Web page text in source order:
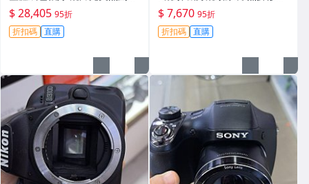
功能一切正常 無拆修無-3430
$ 28,405 95折
折扣碼 直購
翻新 有輕微使用痕跡 鏡頭-34
30
$ 7,670 95折
折扣碼 直購